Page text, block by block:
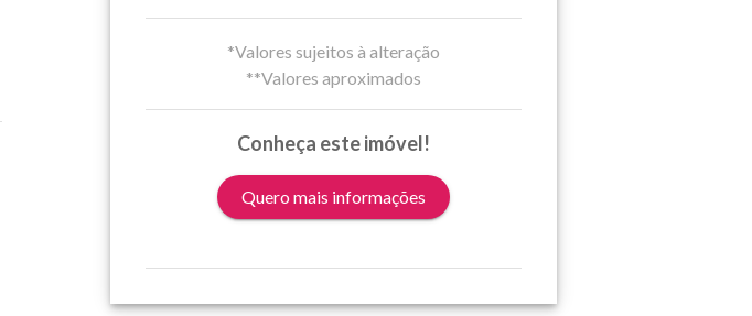
*Valores sujeitos à alteração
**Valores aproximados
Conheça este imóvel!
Quero mais informações